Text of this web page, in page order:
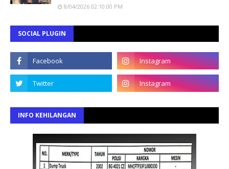
8/04/2026 02:10:00 PM
SOCIAL PLUGIN
INFO KEHILANGAN